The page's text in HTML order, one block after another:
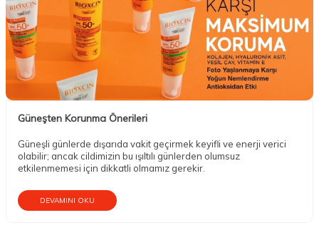
Güneşten Korunma Önerileri
Güneşli günlerde dışarıda vakit geçirmek keyifli ve enerji verici
olabilir; ancak cildimizin bu ışıltılı günlerden olumsuz
etkilenmemesi için dikkatli olmamız gerekir.
DEVAMINI OKU